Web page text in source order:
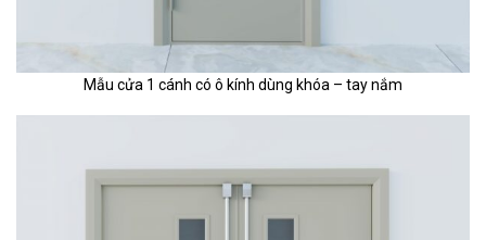
Mẫu cửa 1 cánh có ô kính dùng khóa – tay nắm